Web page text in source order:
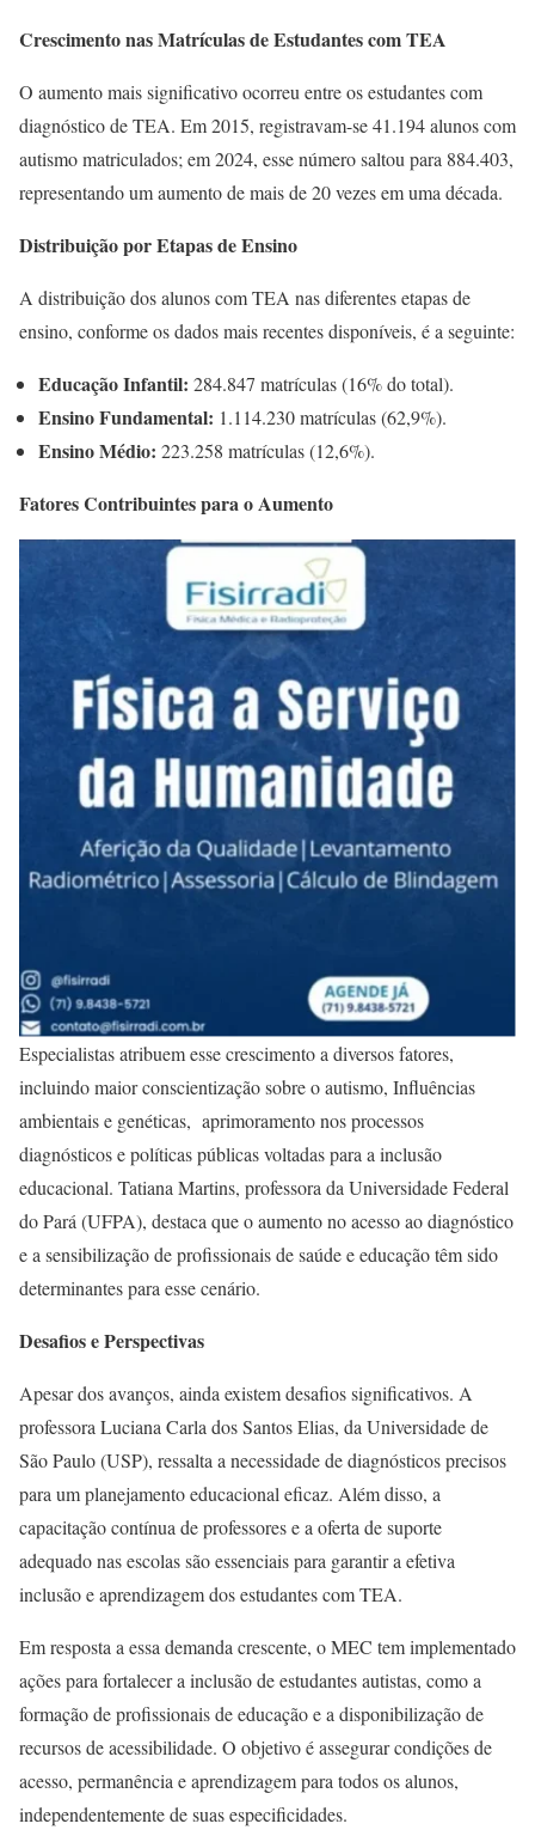
Crescimento nas Matrículas de Estudantes com TEA
O aumento mais significativo ocorreu entre os estudantes com
diagnóstico de TEA. Em 2015, registravam-se 41.194 alunos com
autismo matriculados; em 2024, esse número saltou para 884.403,
representando um aumento de mais de 20 vezes em uma década. ​
Distribuição por Etapas de Ensino
A distribuição dos alunos com TEA nas diferentes etapas de
ensino, conforme os dados mais recentes disponíveis, é a seguinte:​
Educação Infantil: 284.847 matrículas (16% do total).​
Ensino Fundamental: 1.114.230 matrículas (62,9%).​
Ensino Médio: 223.258 matrículas (12,6%). ​
Fatores Contribuintes para o Aumento
Especialistas atribuem esse crescimento a diversos fatores,
incluindo maior conscientização sobre o autismo, Influências
ambientais e genéticas, aprimoramento nos processos
diagnósticos e políticas públicas voltadas para a inclusão
educacional. Tatiana Martins, professora da Universidade Federal
do Pará (UFPA), destaca que o aumento no acesso ao diagnóstico
e a sensibilização de profissionais de saúde e educação têm sido
determinantes para esse cenário.
Desafios e Perspectivas
Apesar dos avanços, ainda existem desafios significativos. A
professora Luciana Carla dos Santos Elias, da Universidade de
São Paulo (USP), ressalta a necessidade de diagnósticos precisos
para um planejamento educacional eficaz. Além disso, a
capacitação contínua de professores e a oferta de suporte
adequado nas escolas são essenciais para garantir a efetiva
inclusão e aprendizagem dos estudantes com TEA. ​
Em resposta a essa demanda crescente, o MEC tem implementado
ações para fortalecer a inclusão de estudantes autistas, como a
formação de profissionais de educação e a disponibilização de
recursos de acessibilidade. O objetivo é assegurar condições de
acesso, permanência e aprendizagem para todos os alunos,
independentemente de suas especificidades. ​